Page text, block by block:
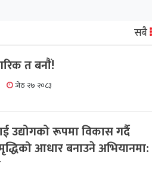
सबै
त बनाैं!
जेठ २७ २०८३
उद्योगको रूपमा विकास गर्दै
आधार बनाउने अभियानमा: